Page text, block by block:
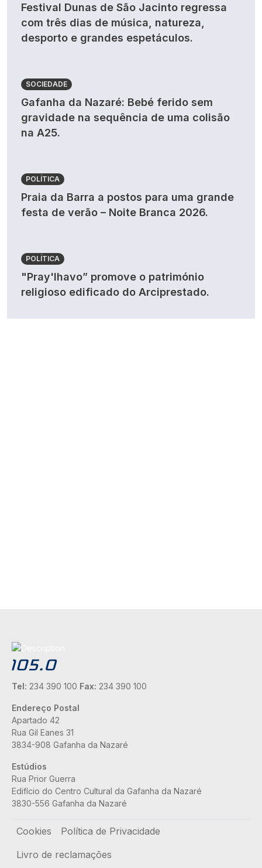
Festival Dunas de São Jacinto regressa
com três dias de música, natureza,
desporto e grandes espetáculos.
SOCIEDADE
Gafanha da Nazaré: Bebé ferido sem
gravidade na sequência de uma colisão
na A25.
POLÍTICA
Praia da Barra a postos para uma grande
festa de verão – Noite Branca 2026.
POLÍTICA
"Pray'lhavo” promove o património
religioso edificado do Arciprestado.
Tel: 234 390 100 Fax: 234 390 100
Endereço Postal
Apartado 42
Rua Gil Eanes 31
3834-908 Gafanha da Nazaré
Estúdios
Rua Prior Guerra
Edifício do Centro Cultural da Gafanha da Nazaré
3830-556 Gafanha da Nazaré
Rodapé
Cookies
Política de Privacidade
Livro de reclamações